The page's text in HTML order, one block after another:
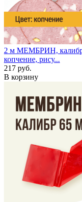
2 м МЕМБРИН, калибр
копчение, рису...
217 руб.
В корзину